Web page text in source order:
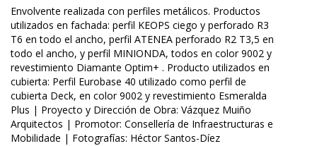
Envolvente realizada con perfiles metálicos. Productos
utilizados en fachada: perfil KEOPS ciego y perforado R3
T6 en todo el ancho, perfil ATENEA perforado R2 T3,5 en
todo el ancho, y perfil MINIONDA, todos en color 9002 y
revestimiento Diamante Optim+ . Producto utilizados en
cubierta: Perfil Eurobase 40 utilizado como perfil de
cubierta Deck, en color 9002 y revestimiento Esmeralda
Plus | Proyecto y Dirección de Obra: Vázquez Muiño
Arquitectos | Promotor: Consellería de Infraestructuras e
Mobilidade | Fotografías: Héctor Santos-Díez